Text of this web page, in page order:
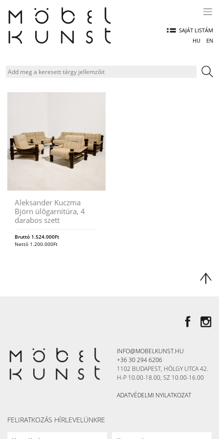
content
SAJÁT LISTÁM
HU
EN
Aleksander Kuczma
Björn ülőgarnitúra, 4
darabos szett
Bruttó 1.524.000Ft
Nettó 1.200.000Ft
INFO@MOBELKUNST.HU
+36 30 294 6206
1102 BUDAPEST, HÖLGY UTCA 42.
H-P 10.00-18.00, SZ 10.00-16.00
ADATVÉDELMI NYILATKOZAT
FELIRATKOZÁS HÍRLEVELÜNKRE